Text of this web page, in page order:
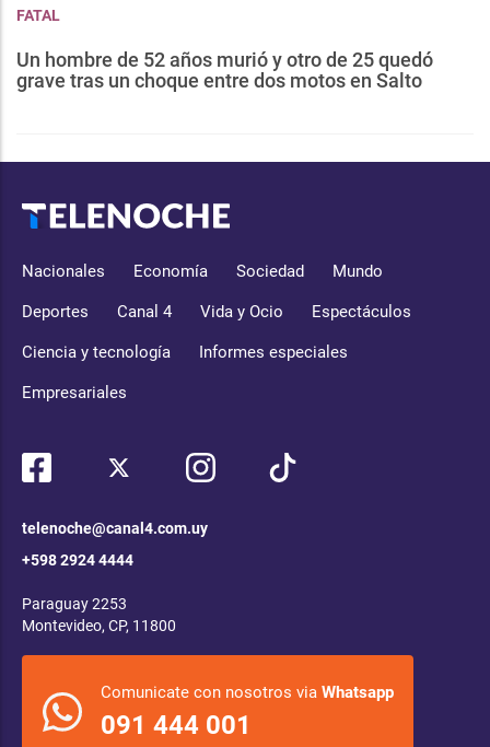
FATAL
Un hombre de 52 años murió y otro de 25 quedó
grave tras un choque entre dos motos en Salto
Nacionales Economía Sociedad Mundo
Deportes Canal 4 Vida y Ocio Espectáculos
Ciencia y tecnología Informes especiales
Empresariales
telenoche@canal4.com.uy
+598 2924 4444
Paraguay 2253
Montevideo, CP, 11800
Comunicate con nosotros via Whatsapp
091 444 001